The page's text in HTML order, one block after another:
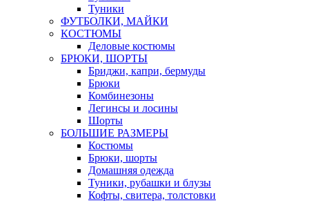
Туники
ФУТБОЛКИ, МАЙКИ
КОСТЮМЫ
Деловые костюмы
БРЮКИ, ШОРТЫ
Бриджи, капри, бермуды
Брюки
Комбинезоны
Легинсы и лосины
Шорты
БОЛЬШИЕ РАЗМЕРЫ
Костюмы
Брюки, шорты
Домашняя одежда
Туники, рубашки и блузы
Кофты, свитера, толстовки